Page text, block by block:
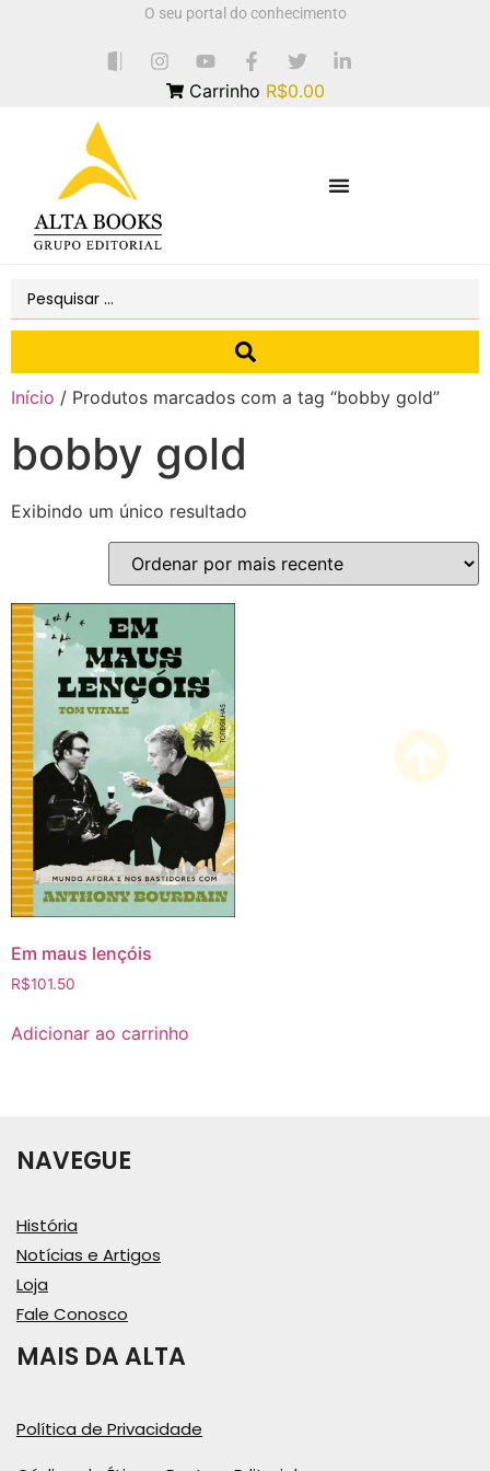
O seu portal do conhecimento
Carrinho R$0.00
Início / Produtos marcados com a tag “bobby gold”
bobby gold
Exibindo um único resultado
Em maus lençóis
R$101.50
Adicionar ao carrinho
NAVEGUE
História
Notícias e Artigos
Loja
Fale Conosco
MAIS DA ALTA
Política de Privacidade